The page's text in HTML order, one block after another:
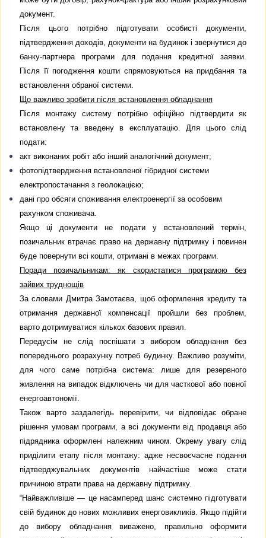
документ.
Після цього потрібно підготувати особисті документи,
підтвердження доходів, документи на будинок і звернутися до
банку-партнера програми для подання кредитної заявки.
Після її погодження кошти спрямовуються на придбання та
встановлення обраної системи.
Що важливо зробити після встановлення обладнання
Після монтажу систему потрібно офіційно підтвердити як
встановлену та введену в експлуатацію. Для цього слід
подати:
акт виконаних робіт або інший аналогічний документ;
фотопідтвердження встановленої гібридної системи
електропостачання з геолокацією;
дані про обсяги споживання електроенергії за особовим
рахунком споживача.
Якщо ці документи не подати у встановлений термін,
позичальник втрачає право на державну підтримку і повинен
буде повернути всі кошти, отримані в межах програми.
Поради позичальникам: як скористатися програмою без
зайвих труднощів
За словами Дмитра Замотаєва, щоб оформлення кредиту та
отримання державної компенсації пройшли без проблем,
варто дотримуватися кількох базових правил.
Передусім не слід поспішати з вибором обладнання без
попереднього розрахунку потреб будинку. Важливо розуміти,
для чого саме потрібна система: лише для резервного
живлення на випадок відключень чи для часткової або повної
енергоавтономії.
Також варто заздалегідь перевірити, чи відповідає обране
рішення умовам програми, а всі документи від продавця або
підрядника оформлені належним чином. Окрему увагу слід
приділити етапу після монтажу: адже несвоєчасне подання
підтверджувальних документів найчастіше може стати
причиною втрати права на державну підтримку.
“Найважливіше — це насамперед шанс системно підготувати
свій будинок до нових можливих енерговикликів. Якщо підійти
до вибору обладнання виважено, правильно оформити